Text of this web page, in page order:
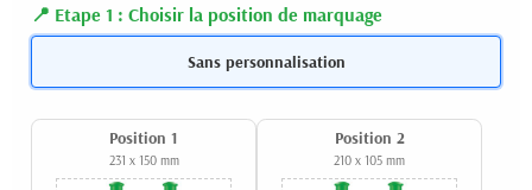
Etape 1 : Choisir la position de marquage
Sans personnalisation
Position 1
231 x 150 mm
Position 2
210 x 105 mm